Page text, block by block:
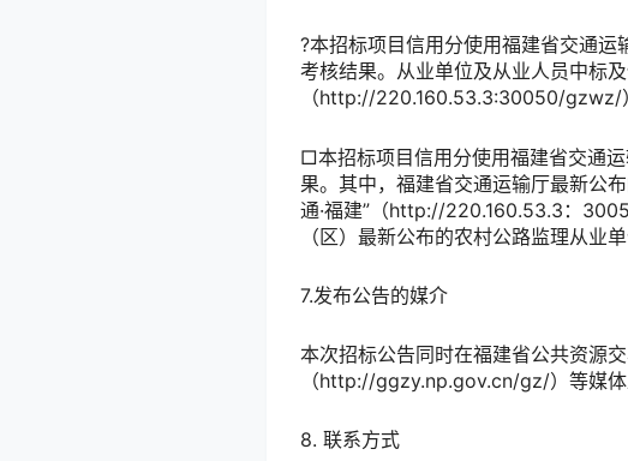
?本招标项目信用分使用福建省交通
考核结果。从业单位及从业人员中标
（http://220.160.53.3:30050/gzwz/
□本招标项目信用分使用福建省交通
果。其中，福建省交通运输厅最新公
通·福建”（http://220.160.53.3：
（区）最新公布的农村公路监理从业
7.发布公告的媒介
本次招标公告同时在福建省公共资源
（http://ggzy.np.gov.cn/gz/）等媒体
8. 联系方式